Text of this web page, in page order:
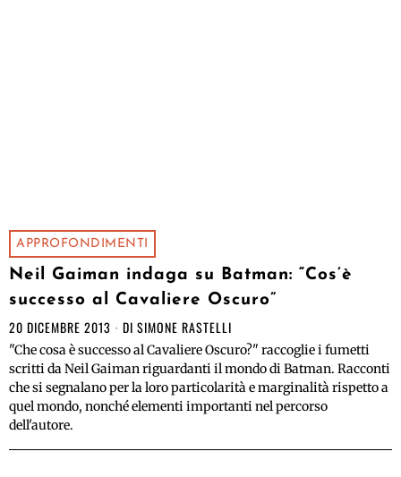
APPROFONDIMENTI
Neil Gaiman indaga su Batman: “Cos’è
successo al Cavaliere Oscuro”
20 DICEMBRE 2013 DI SIMONE RASTELLI
"Che cosa è successo al Cavaliere Oscuro?" raccoglie i fumetti
scritti da Neil Gaiman riguardanti il mondo di Batman. Racconti
che si segnalano per la loro particolarità e marginalità rispetto a
quel mondo, nonché elementi importanti nel percorso
dell'autore.